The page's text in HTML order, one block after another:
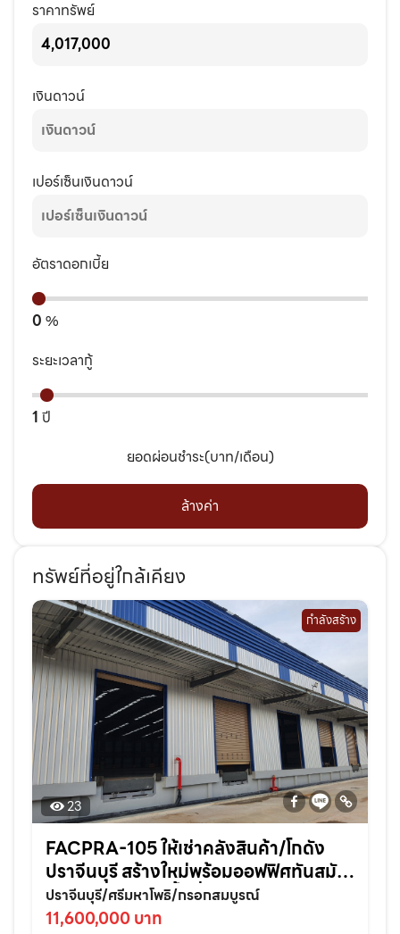
ราคาทรัพย์
เงินดาวน์
เปอร์เซ็นเงินดาวน์
อัตราดอกเบี้ย
0 %
ระยะเวลากู้
1 ปี
ยอดผ่อนชำระ(บาท/เดือน)
ล้างค่า
ทรัพย์ที่อยู่ใกล้เคียง
กำลังสร้าง
23
FACPRA-105 ให้เช่าคลังสินค้า/โกดัง
ปราจีนบุรี สร้างใหม่พร้อมออฟฟิศทันสมัย
ในทำเลศักยภาพพื้นที่ 80,000 ตรม. แบ่ง
เช่าได้
ปราจีนบุรี/ศรีมหาโพธิ/กรอกสมบูรณ์
11,600,000 บาท